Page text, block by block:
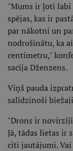
"Mums ir ļoti labi
spējas, kas ir
par nākotni un
nodrošinātu, ka
centimetru,"
sacīja Dženzens.
Viņš pauda
salīdzinoši
"Drons ir
Jā, tādas lietas ir
citi jautājumi.